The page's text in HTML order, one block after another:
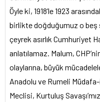
Öyle ki, 1918’le 1923
birlikte doğduğumuz o beş
çeyrek asırlık Cumhuriyet
anlatılamaz. Malum,
olaylarına, büyük
Anadolu ve Rumeli
Meclisi, Kurtuluş